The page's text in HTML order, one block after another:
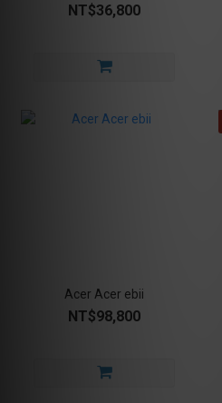
NT$36,800
Acer Acer ebii
NT$98,800